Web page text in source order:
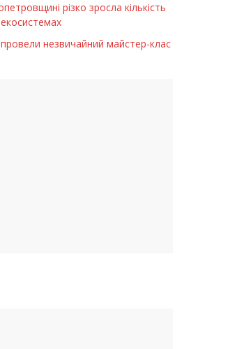
різко зросла кількість
незвичайний майстер-клас